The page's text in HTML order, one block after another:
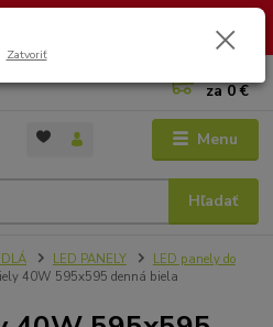
· Objednávky vybavíme po
Menu
Hľadať
za0 €
LED PANELY
LED panely do
40W 595x595 denná biela
Zatvoriť